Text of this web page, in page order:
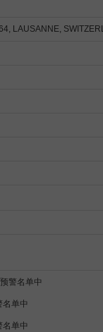
LAUSANNE,
警名单中
单中
单中